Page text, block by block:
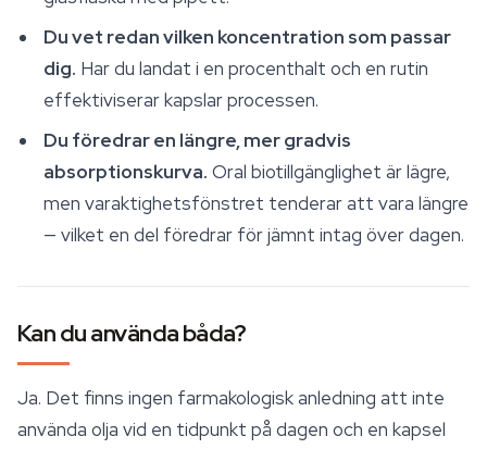
Du vet redan vilken koncentration som passar
dig. Har du landat i en procenthalt och en rutin
effektiviserar kapslar processen.
Du föredrar en längre, mer gradvis
absorptionskurva. Oral biotillgänglighet är lägre,
men varaktighetsfönstret tenderar att vara längre
— vilket en del föredrar för jämnt intag över dagen.
Kan du använda båda?
Ja. Det finns ingen farmakologisk anledning att inte
använda olja vid en tidpunkt på dagen och en kapsel